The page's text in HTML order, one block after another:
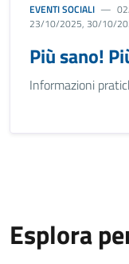
EVENTI SOCIALI
23/10/2025, 30/10/
Più sano!
Informazioni
Esplora